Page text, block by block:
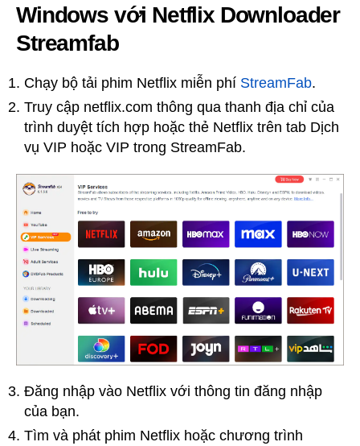
Windows với Netflix Downloader
Streamfab
Chạy bộ tải phim Netflix miễn phí StreamFab.
Truy cập netflix.com thông qua thanh địa chỉ của
trình duyệt tích hợp hoặc thẻ Netflix trên tab Dịch
vụ VIP hoặc VIP trong StreamFab.
Đăng nhập vào Netflix với thông tin đăng nhập
của bạn.
Tìm và phát phim Netflix hoặc chương trình